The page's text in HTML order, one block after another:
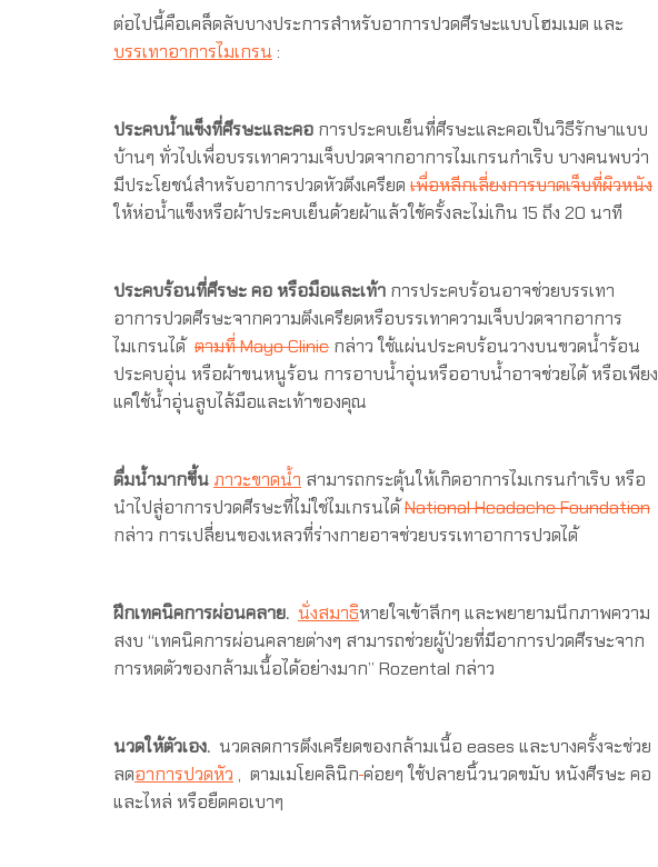
ต่อไปนี้คือเคล็ดลับบางประการสำหรับอาการปวดศีรษะแบบโฮมเมด และ
บรรเทาอาการไมเกรน :
ประคบน้ำแข็งที่ศีรษะและคอ การประคบเย็นที่ศีรษะและคอเป็นวิธีรักษาแบบ
บ้านๆ ทั่วไปเพื่อบรรเทาความเจ็บปวดจากอาการไมเกรนกำเริบ บางคนพบว่า
มีประโยชน์สำหรับอาการปวดหัวตึงเครียด เพื่อหลีกเลี่ยงการบาดเจ็บที่ผิวหนัง
ให้ห่อน้ำแข็งหรือผ้าประคบเย็นด้วยผ้าแล้วใช้ครั้งละไม่เกิน 15 ถึง 20 นาที
ประคบร้อนที่ศีรษะ คอ หรือมือและเท้า การประคบร้อนอาจช่วยบรรเทา
อาการปวดศีรษะจากความตึงเครียดหรือบรรเทาความเจ็บปวดจากอาการ
ไมเกรนได้ ตามที่ Mayo Clinic กล่าว ใช้แผ่นประคบร้อนวางบนขวดน้ำร้อน
ประคบอุ่น หรือผ้าขนหนูร้อน การอาบน้ำอุ่นหรืออาบน้ำอาจช่วยได้ หรือเพียง
แค่ใช้น้ำอุ่นลูบไล้มือและเท้าของคุณ
ดื่มน้ำมากขึ้นภาวะขาดน้ำ สามารถกระตุ้นให้เกิดอาการไมเกรนกำเริบ หรือ
นำไปสู่อาการปวดศีรษะที่ไม่ใช่ไมเกรนได้National Headache Foundation
กล่าว การเปลี่ยนของเหลวที่ร่างกายอาจช่วยบรรเทาอาการปวดได้
ฝึกเทคนิคการผ่อนคลาย. นั่งสมาธิหายใจเข้าลึกๆ และพยายามนึกภาพความ
สงบ “เทคนิคการผ่อนคลายต่างๆ สามารถช่วยผู้ป่วยที่มีอาการปวดศีรษะจาก
การหดตัวของกล้ามเนื้อได้อย่างมาก” Rozental กล่าว
นวดให้ตัวเอง. นวดลดการตึงเครียดของกล้ามเนื้อ eases และบางครั้งจะช่วย
ลดอาการปวดหัว , ตามเมโยคลินิก ค่อยๆ ใช้ปลายนิ้วนวดขมับ หนังศีรษะ คอ
และไหล่ หรือยืดคอเบาๆ